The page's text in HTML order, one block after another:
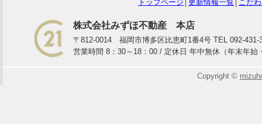
トップページ 更新情報一覧 こだ
株式会社みずほ不動産 本店
〒812-0014 福岡市博多区比恵町1番4号 TEL 092-431-
営業時間 8：30～18：00 / 定休日 年中無休（年末年始
Copyright ©